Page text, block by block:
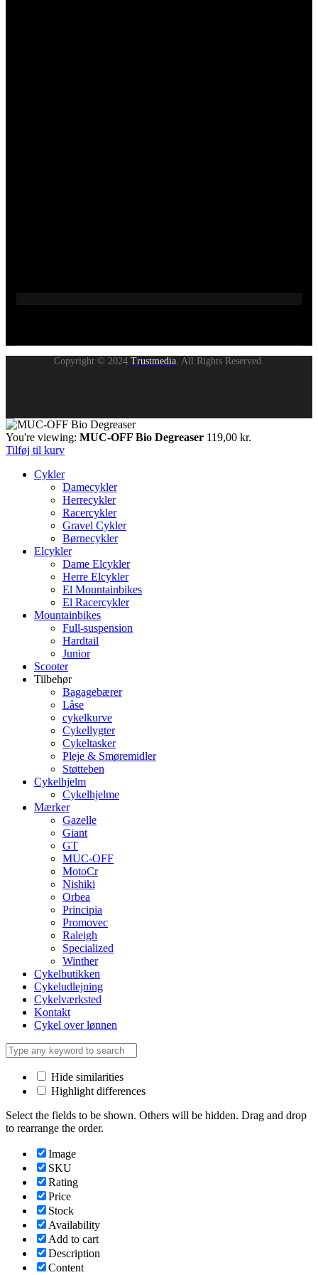
Copyright © 2024 Trustmedia. All Rights Reserved.
You're viewing: MUC-OFF Bio Degreaser 119,00 kr.
Tilføj til kurv
Cykler
Damecykler
Herrecykler
Racercykler
Gravel Cykler
Børnecykler
Elcykler
Dame Elcykler
Herre Elcykler
El Mountainbikes
El Racercykler
Mountainbikes
Full-suspension
Hardtail
Junior
Scooter
Tilbehør
Bagagebærer
Låse
cykelkurve
Cykellygter
Cykeltasker
Pleje & Smøremidler
Støtteben
Cykelhjelm
Cykelhjelme
Mærker
Gazelle
Giant
GT
MUC-OFF
MotoCr
Nishiki
Orbea
Principia
Promovec
Raleigh
Specialized
Winther
Cykelbutikken
Cykeludlejning
Cykelværksted
Kontakt
Cykel over lønnen
Hide similarities
Highlight differences
Select the fields to be shown. Others will be hidden. Drag and drop
to rearrange the order.
Image
SKU
Rating
Price
Stock
Availability
Add to cart
Description
Content